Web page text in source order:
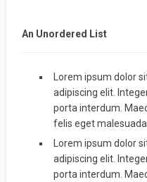
An Unordered List
Lorem ipsum dolor
adipiscing elit.
porta interdum.
felis eget malesuada.
Lorem ipsum dolor
adipiscing elit.
porta interdum.